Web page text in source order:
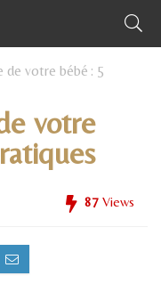
de votre bébé : 5
votre
87 Views